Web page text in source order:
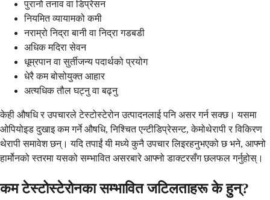
पुरानो तनाव वा डिप्रेसन
नियमित व्यायामको कमी
नराम्रो निद्रा बानी वा निद्रा गडबडी
अधिक मदिरा सेवन
धूम्रपान वा सुर्तीजन्य पदार्थको प्रयोग
धेरै कम बोसोयुक्त आहार
अत्यधिक तौल घट्नु वा बढ्नु
केही औषधि र उपचारले टेस्टोस्टेरोन उत्पादनलाई पनि असर गर्न सक्छ। यसमा
ओपियोइड दुखाइ कम गर्ने औषधि, निश्चित एन्टीडिप्रेसन्ट, केमोथेरापी र विकिरण
थेरापी समावेश छन्। यदि तपाईं यी मध्ये कुनै उपचार लिइरहनुभएको छ भने, आफ्नो
हार्मोनको स्तरमा यसको सम्भावित असरबारे आफ्नो डाक्टरसँग छलफल गर्नुहोस्।
कम टेस्टोस्टेरोनका सम्भावित जटिलताहरू के हुन्?